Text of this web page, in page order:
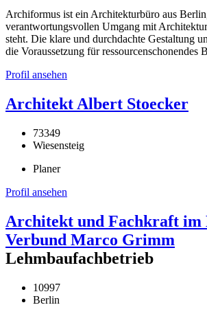
Archiformus ist ein Architekturbüro aus
verantwortungsvollen Umgang mit
steht. Die klare und durchdachte Gestaltung
die Voraussetzung für ressourcenschonendes
Profil ansehen
Architekt Albert Stoecker
73349
Wiesensteig
Planer
Profil ansehen
Architekt und Fachkraft im
Verbund Marco Grimm
Lehmbaufachbetrieb
10997
Berlin